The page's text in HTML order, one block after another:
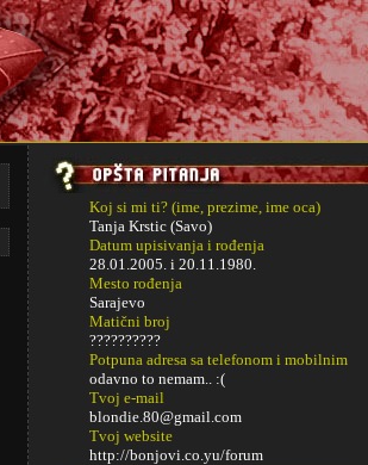
Koj si mi ti? (ime, prezime, ime oca)
Tanja Krstic (Savo)
Datum upisivanja i rođenja
28.01.2005. i 20.11.1980.
Mesto rođenja
Sarajevo
Matični broj
??????????
Potpuna adresa sa telefonom i mobilnim
odavno to nemam.. :(
Tvoj e-mail
blondie.80@gmail.com
Tvoj website
http://bonjovi.co.yu/forum